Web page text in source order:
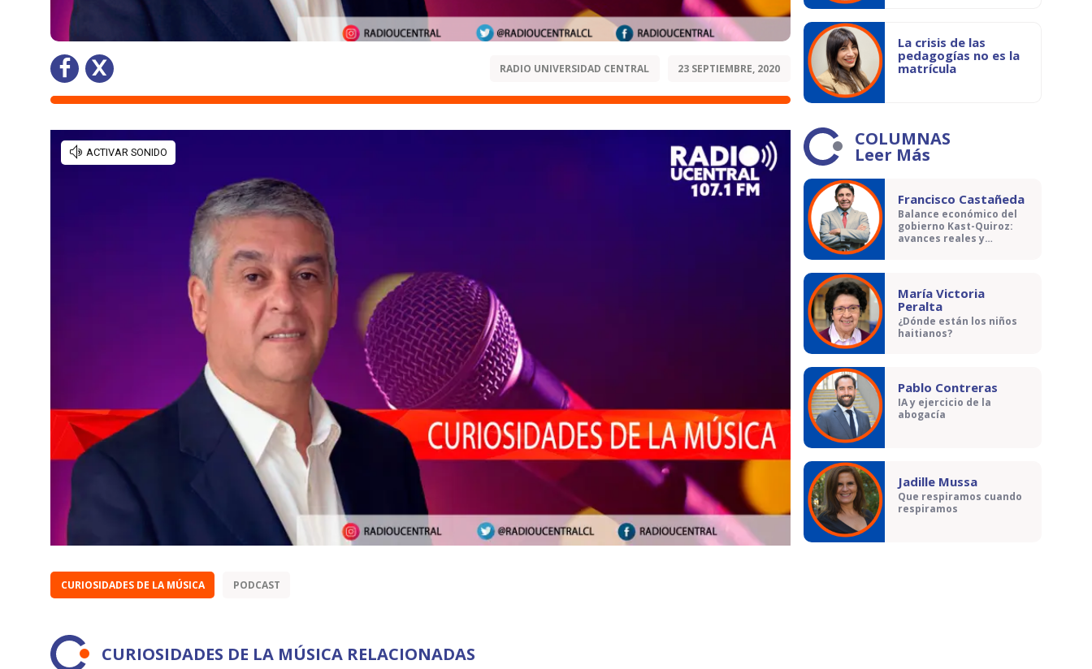
RADIO UNIVERSIDAD CENTRAL 23 SEPTIEMBRE, 2020
CURIOSIDADES DE LA MÚSICA PODCAST
CURIOSIDADES DE LA MÚSICA RELACIONADAS
La crisis de las
pedagogías no es la
matrícula
COLUMNAS
Leer Más
Francisco Castañeda
Balance económico del
gobierno Kast-Quiroz:
avances reales y
María Victoria
Peralta
¿Dónde están los niños
haitianos?
Pablo Contreras
IA y ejercicio de la
abogacía
Jadille Mussa
Que respiramos cuando
respiramos